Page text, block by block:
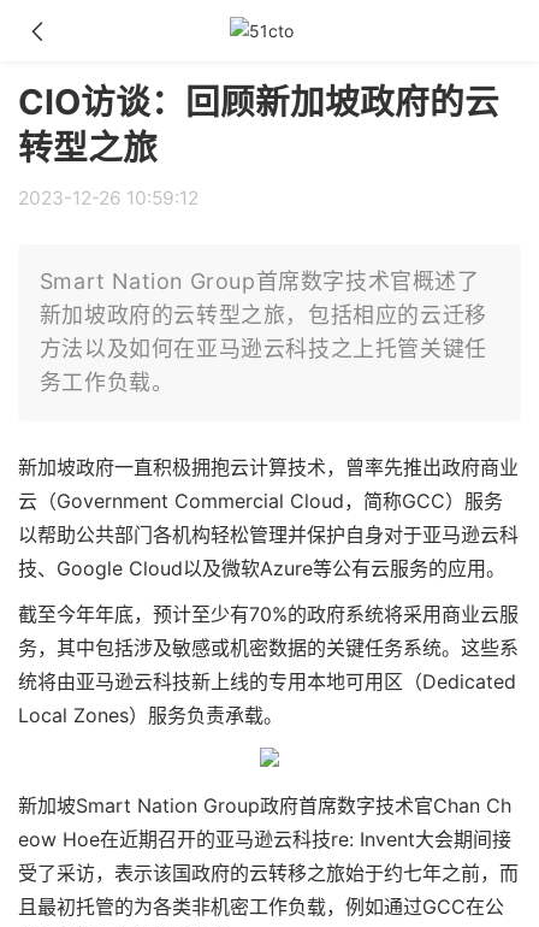
CIO访谈：回顾新加坡政府的云
转型之旅
2023-12-26 10:59:12
Smart Nation Group首席数字技术官概述了
新加坡政府的云转型之旅，包括相应的云迁移
方法以及如何在亚马逊云科技之上托管关键任
务工作负载。
新加坡政府一直积极拥抱云计算技术，曾率先推出政府商业
云（Government Commercial Cloud，简称GCC）服务
以帮助公共部门各机构轻松管理并保护自身对于亚马逊云科
技、Google Cloud以及微软Azure等公有云服务的应用。
截至今年年底，预计至少有70%的政府系统将采用商业云服
务，其中包括涉及敏感或机密数据的关键任务系统。这些系
统将由亚马逊云科技新上线的专用本地可用区（Dedicated
Local Zones）服务负责承载。
新加坡Smart Nation Group政府首席数字技术官Chan Ch
eow Hoe在近期召开的亚马逊云科技re: Invent大会期间接
受了采访，表示该国政府的云转移之旅始于约七年之前，而
且最初托管的为各类非机密工作负载，例如通过GCC在公